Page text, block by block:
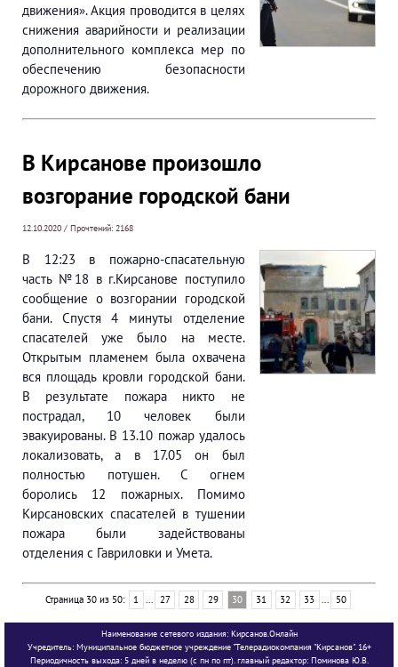
движения». Акция проводится в целях
снижения аварийности и реализации
дополнительного комплекса мер по
обеспечению безопасности
дорожного движения.
В Кирсанове произошло
возгорание городской бани
12.10.2020 / Прочтений: 2168
В 12:23 в пожарно-спасательную
часть №18 в г.Кирсанове поступило
сообщение о возгорании городской
бани. Спустя 4 минуты отделение
спасателей уже было на месте.
Открытым пламенем была охвачена
вся площадь кровли городской бани.
В результате пожара никто не
пострадал, 10 человек были
эвакуированы. В 13.10 пожар удалось
локализовать, а в 17.05 он был
полностью потушен. С огнем
боролись 12 пожарных. Помимо
Кирсановских спасателей в тушении
пожара были задействованы
отделения с Гавриловки и Умета.
Страница 30 из 50: 1 ... 27 28 29 30 31 32 33 ... 50
Наименование сетевого издания: Кирсанов.Онлайн
Учредитель: Муниципальное бюджетное учреждение "Телерадиокомпания "Кирсанов". 16+
Периодичность выхода: 5 дней в неделю (с пн по пт). главный редактор: Поминова Ю.В.